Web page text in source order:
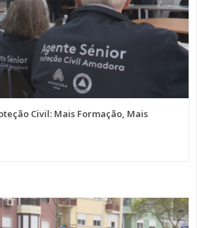
Civil: Mais Formação, Mais